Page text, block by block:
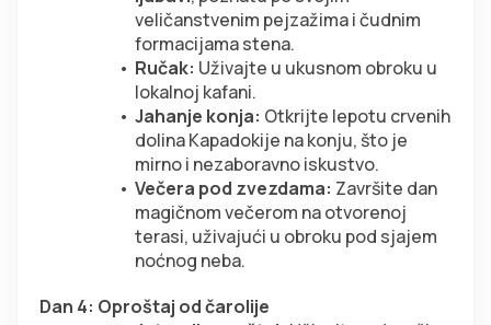
veličanstvenim pejzažima i čudnim
formacijama stena.
Ručak: Uživajte u ukusnom obroku u
lokalnoj kafani.
Jahanje konja: Otkrijte lepotu crvenih
dolina Kapadokije na konju, što je
mirno i nezaboravno iskustvo.
Večera pod zvezdama: Završite dan
magičnom večerom na otvorenoj
terasi, uživajući u obroku pod sjajem
noćnog neba.
Dan 4: Oproštaj od čarolije